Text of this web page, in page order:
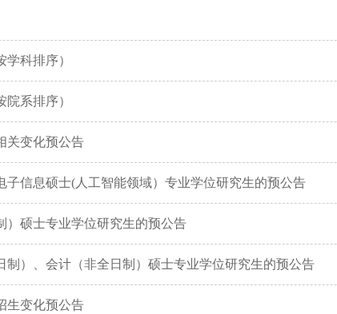
科排序）
系排序）
关变化预公告
信息硕士(人工智能领域）专业学位研究生的预公告
）硕士专业学位研究生的预公告
）、会计（非全日制）硕士专业学位研究生的预公告
生变化预公告